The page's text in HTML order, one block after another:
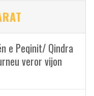
e Peqinit/ Qindra
veror vijon